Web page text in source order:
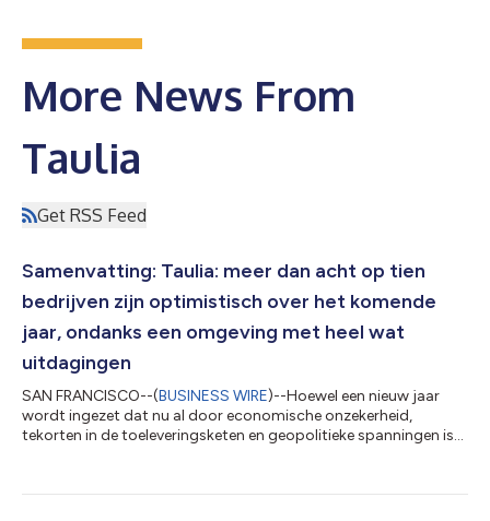
More News From
Taulia
Get RSS Feed
Samenvatting: Taulia: meer dan acht op tien
bedrijven zijn optimistisch over het komende
jaar, ondanks een omgeving met heel wat
uitdagingen
SAN FRANCISCO--(BUSINESS WIRE)--Hoewel een nieuw jaar
wordt ingezet dat nu al door economische onzekerheid,
tekorten in de toeleveringsketen en geopolitieke spanningen is
jaar. Deze enquête stelt vast dat meer dan acht op tien